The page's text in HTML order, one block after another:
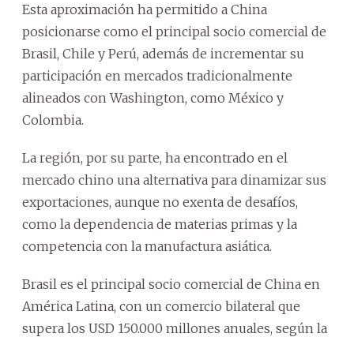
Esta aproximación ha permitido a China
posicionarse como el principal socio comercial de
Brasil, Chile y Perú, además de incrementar su
participación en mercados tradicionalmente
alineados con Washington, como México y
Colombia.
La región, por su parte, ha encontrado en el
mercado chino una alternativa para dinamizar sus
exportaciones, aunque no exenta de desafíos,
como la dependencia de materias primas y la
competencia con la manufactura asiática.
Brasil es el principal socio comercial de China en
América Latina, con un comercio bilateral que
supera los USD 150.000 millones anuales, según la